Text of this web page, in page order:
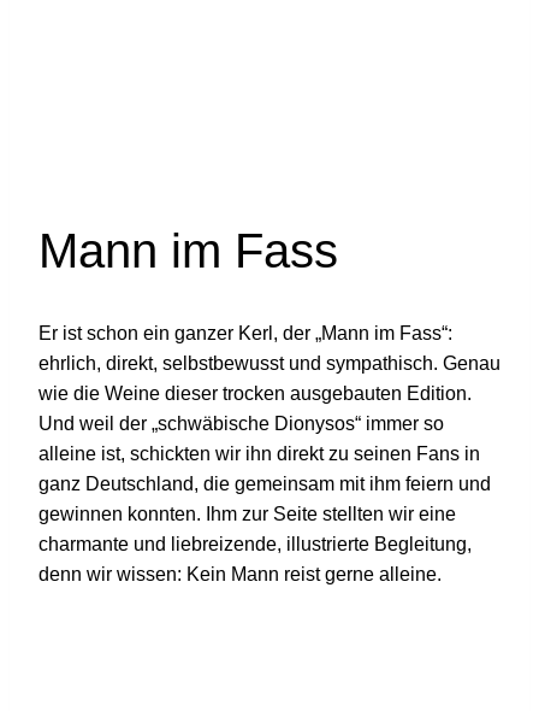
Mann im Fass
Er ist schon ein ganzer Kerl, der „Mann im Fass“:
ehrlich, direkt, selbstbewusst und sympathisch. Genau
wie die Weine dieser trocken ausgebauten Edition.
Und weil der „schwäbische Dionysos“ immer so
alleine ist, schickten wir ihn direkt zu seinen Fans in
ganz Deutschland, die gemeinsam mit ihm feiern und
gewinnen konnten. Ihm zur Seite stellten wir eine
charmante und liebreizende, illustrierte Begleitung,
denn wir wissen: Kein Mann reist gerne alleine.